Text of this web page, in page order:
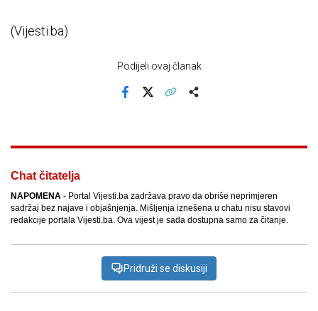
(Vijesti.ba)
Podijeli ovaj članak
Chat čitatelja
NAPOMENA - Portal Vijesti.ba zadržava pravo da obriše neprimjeren
sadržaj bez najave i objašnjenja. Mišljenja iznešena u chatu nisu stavovi
redakcije portala Vijesti.ba. Ova vijest je sada dostupna samo za čitanje.
Pridruži se diskusiji